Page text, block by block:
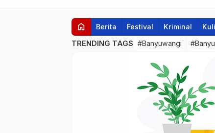
home Berita Festival Kriminal
TRENDING TAGS #Banyuwangi